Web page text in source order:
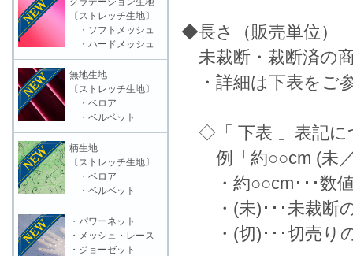
◆長さ（販売単位）
未裁断・裁断済の
・詳細は下表をご
◇「 下表 」表記に
例「約○○cm (未／
・約○○cm･･･数値
・(未)･･･未裁断
・(切)･･･切売り
〔ストレッチ生地〕
・ソフトメッシュ
・ハードメッシュ
無地生地
〔ストレッチ生地〕
・ベロア
・ベルベット
柄生地
〔ストレッチ生地〕
・ベロア
・ベルベット
・パワーネット
・メッシュ・レース
・ジョーゼット